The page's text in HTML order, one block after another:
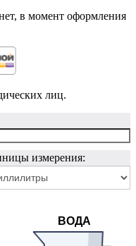
в момент оформления
лиц.
измерения:
ВОДА